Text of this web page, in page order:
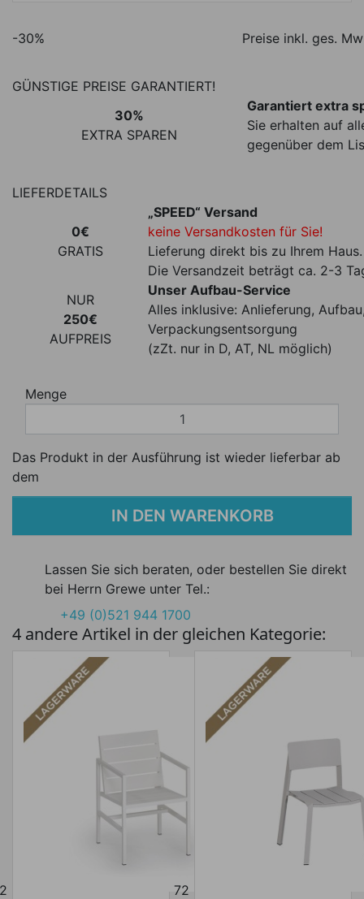
-30% Preise inkl. ges.
GÜNSTIGE PREISE GARANTIERT!
30%
EXTRA SPAREN
Garantiert extra
Sie erhalten auf
gegenüber dem
LIEFERDETAILS
0€
GRATIS
„SPEED“ Versand
keine Versandkosten für Sie!
Lieferung direkt bis zu Ihrem Haus.
Die Versandzeit beträgt ca. 2-3
NUR
250€
AUFPREIS
Unser Aufbau-Service
Alles inklusive: Anlieferung,
Verpackungsentsorgung
(zZt. nur in D, AT, NL möglich)
Menge
Das Produkt in der Ausführung ist wieder lieferbar ab
dem
IN DEN WARENKORB
Lassen Sie sich beraten, oder bestellen Sie direkt
bei Herrn Grewe unter Tel.:
+49 (0)521 944 1700
4 andere Artikel in der gleichen Kategorie:
72